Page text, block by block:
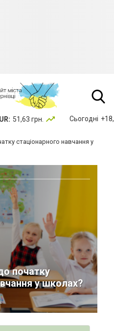
51,63 грн. Сьогодні
стаціонарного навчання у
початку
у школах?